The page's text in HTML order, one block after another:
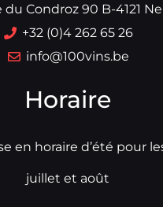
du Condroz 90 B-4121
+32 (0)4 262 65 26
info@100vins.be
Horaire
en horaire d’été pour
juillet et août